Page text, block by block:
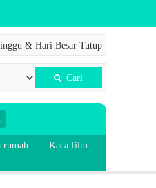
& Hari Besar Tutup
Cari
rumah
Kaca film